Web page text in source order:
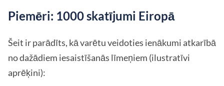
Piemēri: 1000 skatījumi Eiropā
Šeit ir parādīts, kā varētu veidoties ienākumi atkarībā
no dažādiem iesaistīšanās līmeņiem (ilustratīvi
aprēķini):